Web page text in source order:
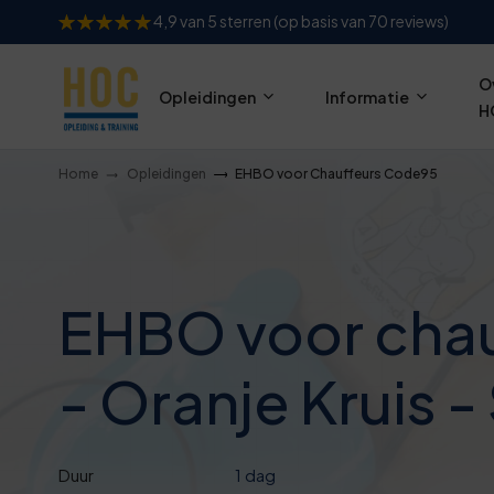
4,9 van 5 sterren (op basis van 70 reviews)
Opleidingen Informatie
Home Opleidingen EHBO voor Chauffeurs Code95
EHBO voor
- Oranje Kruis -
Duur 1 dag
6
1
7
7
2
7